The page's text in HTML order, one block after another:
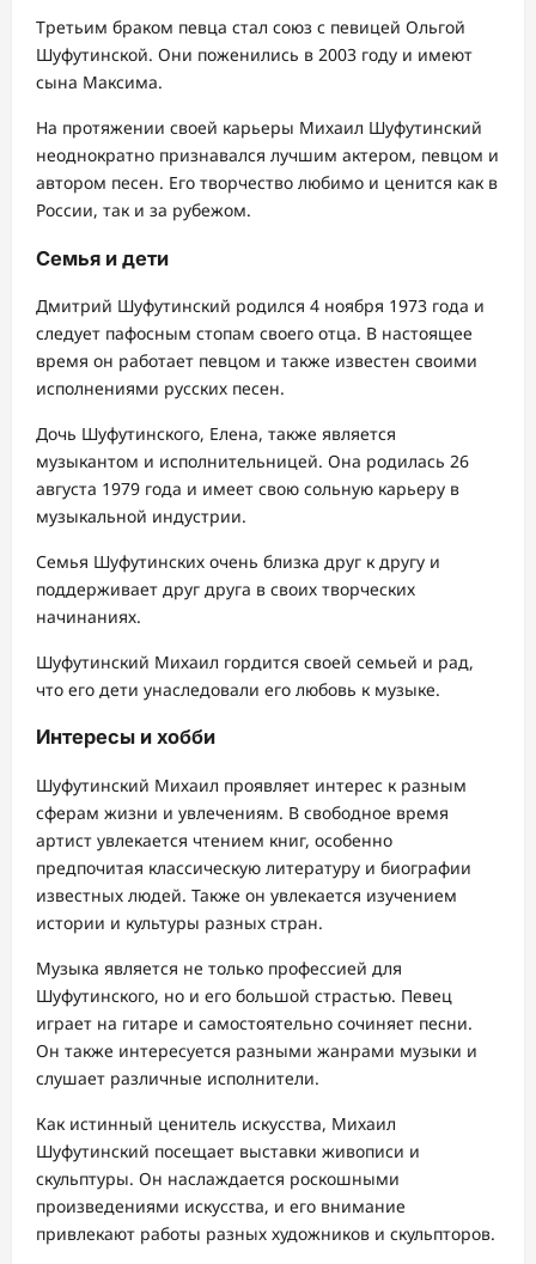
Третьим браком певца стал союз с певицей Ольгой
Шуфутинской. Они поженились в 2003 году и имеют
сына Максима.
На протяжении своей карьеры Михаил Шуфутинский
неоднократно признавался лучшим актером, певцом и
автором песен. Его творчество любимо и ценится как в
России, так и за рубежом.
Семья и дети
Дмитрий Шуфутинский родился 4 ноября 1973 года и
следует пафосным стопам своего отца. В настоящее
время он работает певцом и также известен своими
исполнениями русских песен.
Дочь Шуфутинского, Елена, также является
музыкантом и исполнительницей. Она родилась 26
августа 1979 года и имеет свою сольную карьеру в
музыкальной индустрии.
Семья Шуфутинских очень близка друг к другу и
поддерживает друг друга в своих творческих
начинаниях.
Шуфутинский Михаил гордится своей семьей и рад,
что его дети унаследовали его любовь к музыке.
Интересы и хобби
Шуфутинский Михаил проявляет интерес к разным
сферам жизни и увлечениям. В свободное время
артист увлекается чтением книг, особенно
предпочитая классическую литературу и биографии
известных людей. Также он увлекается изучением
истории и культуры разных стран.
Музыка является не только профессией для
Шуфутинского, но и его большой страстью. Певец
играет на гитаре и самостоятельно сочиняет песни.
Он также интересуется разными жанрами музыки и
слушает различные исполнители.
Как истинный ценитель искусства, Михаил
Шуфутинский посещает выставки живописи и
скульптуры. Он наслаждается роскошными
произведениями искусства, и его внимание
привлекают работы разных художников и скульпторов.